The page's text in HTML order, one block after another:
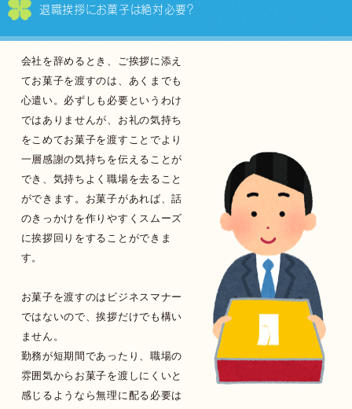
退職挨拶にお菓子は絶対必要？
会社を辞めるとき、ご挨拶に添え
てお菓子を渡すのは、あくまでも
心遣い。必ずしも必要というわけ
ではありませんが、お礼の気持ち
をこめてお菓子を渡すことでより
一層感謝の気持ちを伝えることが
でき、気持ちよく職場を去ること
ができます。お菓子があれば、話
のきっかけを作りやすくスムーズ
に挨拶回りをすることができま
す。
お菓子を渡すのはビジネスマナー
ではないので、挨拶だけでも構い
ません。
勤務が短期間であったり、職場の
雰囲気からお菓子を渡しにくいと
感じるようなら無理に配る必要は